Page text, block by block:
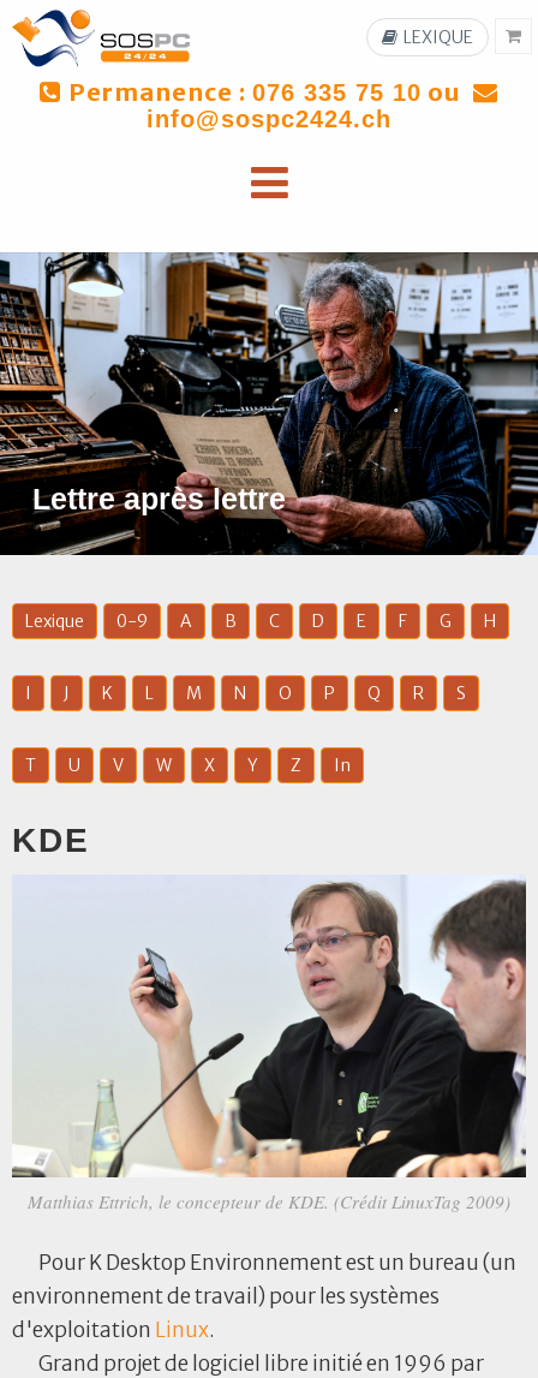
Permanence : 076 335 75 10 ou
info@sospc2424.ch
LEXIQUE
Lettre après lettre
Lexique 0-9 A B C D E F G H
I J K L M N O P Q R S
T U V W X Y Z In
KDE
Matthias Ettrich, le concepteur de KDE. (Crédit LinuxTag 2009)
Pour K Desktop Environnement est un bureau (un
environnement de travail) pour les systèmes
d'exploitation Linux.
Grand projet de logiciel libre initié en 1996 par